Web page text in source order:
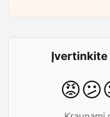
Įvertinkite
😡😕